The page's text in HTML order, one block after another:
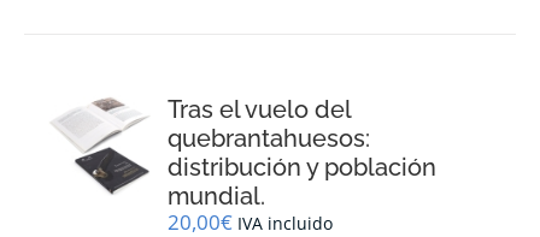
Tras el vuelo del
quebrantahuesos:
distribución y población
mundial.
20,00€ IVA incluido